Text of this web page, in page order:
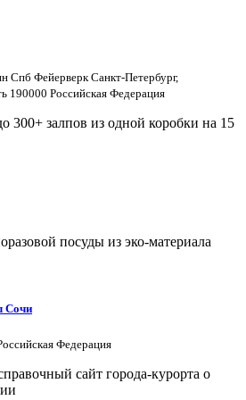
Спб Фейерверк Санкт-Петербург,
190000 Российская Федерация
300+ залпов из одной коробки на 15
посуды из эко-материала
Сочи
Федерация
сайт города-курорта о